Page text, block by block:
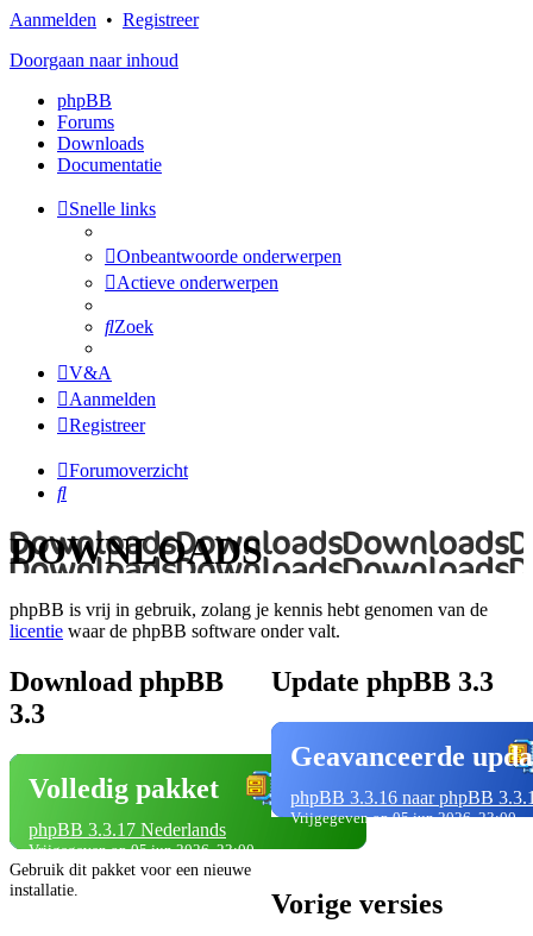
Aanmelden • Registreer
Doorgaan naar inhoud
phpBB
Forums
Downloads
Documentatie
Snelle links
Onbeantwoorde onderwerpen
Actieve onderwerpen
Zoek
V&A
Aanmelden
Registreer
Forumoverzicht
Zoek
DOWNLOADS
phpBB is vrij in gebruik, zolang je kennis hebt genomen van de
licentie waar de phpBB software onder valt.
Download phpBB
3.3
Volledig pakket
phpBB 3.3.17 Nederlands
Vrijgegeven op 05 jun 2026, 23:00
Gebruik dit pakket voor een nieuwe
installatie.
Update phpBB 3.3
Geavanceerde
phpBB 3.3.16 naar phpBB
Vrijgegeven op 05 jun 2026, 23:00
Vorige versies